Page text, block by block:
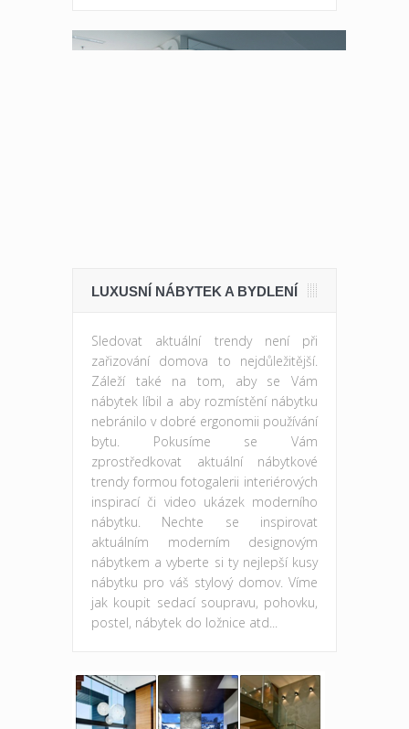
LUXUSNÍ NÁBYTEK A BYDLENÍ
Sledovat aktuální trendy není při
zařizování domova to nejdůležitější.
Záleží také na tom, aby se Vám
nábytek líbil a aby rozmístění nábytku
nebránilo v dobré ergonomii používání
bytu. Pokusíme se Vám
zprostředkovat aktuální nábytkové
trendy formou fotogalerii interiérových
inspirací či video ukázek moderního
nábytku. Nechte se inspirovat
aktuálním moderním designovým
nábytkem a vyberte si ty nejlepší kusy
nábytku pro váš stylový domov. Víme
jak koupit sedací soupravu, pohovku,
postel, nábytek do ložnice atd...